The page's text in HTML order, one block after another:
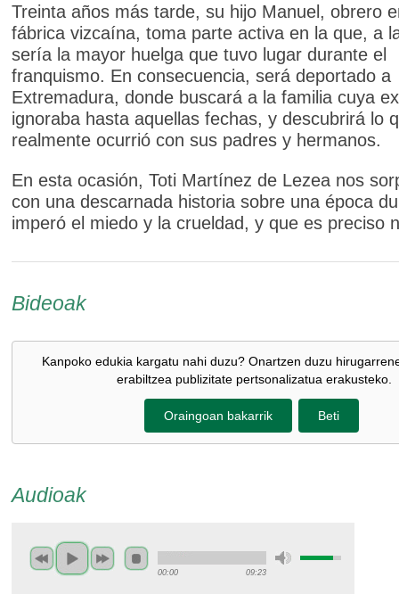
Treinta años más tarde, su hijo Manuel, obrero
fábrica vizcaína, toma parte activa en la que, a
sería la mayor huelga que tuvo lugar durante el
franquismo. En consecuencia, será deportado a
Extremadura, donde buscará a la familia cuya
ignoraba hasta aquellas fechas, y descubrirá lo
realmente ocurrió con sus padres y hermanos.
En esta ocasión, Toti Martínez de Lezea nos
con una descarnada historia sobre una época
imperó el miedo y la crueldad, y que es preciso
Bideoak
Kanpoko edukia kargatu nahi duzu? Onartzen duzu
erabiltzea publizitate pertsonalizatua erakusteko.
Oraingoan bakarrik Beti
Audioak
00:00 09:23